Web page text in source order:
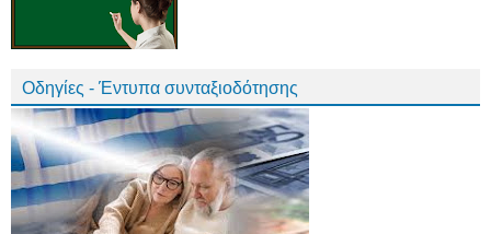
Οδηγίες - Έντυπα συνταξιοδότησης